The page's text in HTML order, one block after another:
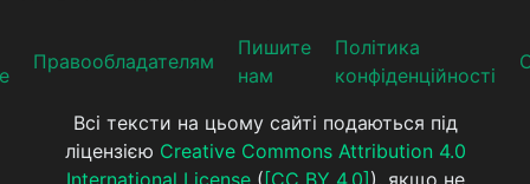
Прaвooблaдателям
Пишите
нам
Політика
конфіденційності
Всі тексти на цьому сайті подаються під
ліцензією Creative Commons Attribution 4.0